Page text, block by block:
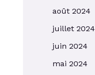
août 2024
juillet 2024
juin 2024
mai 2024